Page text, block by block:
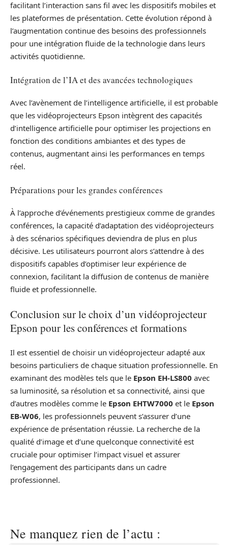
facilitant l’interaction sans fil avec les dispositifs mobiles et
les plateformes de présentation. Cette évolution répond à
l’augmentation continue des besoins des professionnels
pour une intégration fluide de la technologie dans leurs
activités quotidienne.
Intégration de l’IA et des avancées technologiques
Avec l’avènement de l’intelligence artificielle, il est probable
que les vidéoprojecteurs Epson intègrent des capacités
d’intelligence artificielle pour optimiser les projections en
fonction des conditions ambiantes et des types de
contenus, augmentant ainsi les performances en temps
réel.
Préparations pour les grandes conférences
À l’approche d’événements prestigieux comme de grandes
conférences, la capacité d’adaptation des vidéoprojecteurs
à des scénarios spécifiques deviendra de plus en plus
décisive. Les utilisateurs pourront alors s’attendre à des
dispositifs capables d’optimiser leur expérience de
connexion, facilitant la diffusion de contenus de manière
fluide et professionnelle.
Conclusion sur le choix d’un vidéoprojecteur
Epson pour les conférences et formations
Il est essentiel de choisir un vidéoprojecteur adapté aux
besoins particuliers de chaque situation professionnelle. En
examinant des modèles tels que le Epson EH-LS800 avec
sa luminosité, sa résolution et sa connectivité, ainsi que
d’autres modèles comme le Epson EHTW7000 et le Epson
EB-W06, les professionnels peuvent s’assurer d’une
expérience de présentation réussie. La recherche de la
qualité d’image et d’une quelconque connectivité est
cruciale pour optimiser l’impact visuel et assurer
l’engagement des participants dans un cadre
professionnel.
Ne manquez rien de l’actu :